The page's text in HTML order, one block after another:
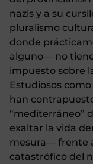
nazis y a su
pluralismo
donde
alguno— no
impuesto sobre
Estudiosos
han
“mediterráneo”
exaltar la vida
mesura— frente
catastrófico del